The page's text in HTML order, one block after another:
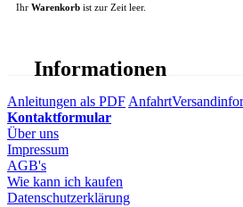
Ihr Warenkorb ist zur Zeit leer.
Informationen
Anleitungen als PDF Anfahrt
Kontaktformular
Über uns
Impressum
AGB's
Wie kann ich kaufen
Datenschutzerklärung